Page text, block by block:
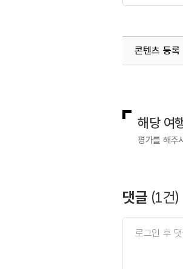
콘텐츠 등록
해당 여
평가를 해주
댓글 (1건)